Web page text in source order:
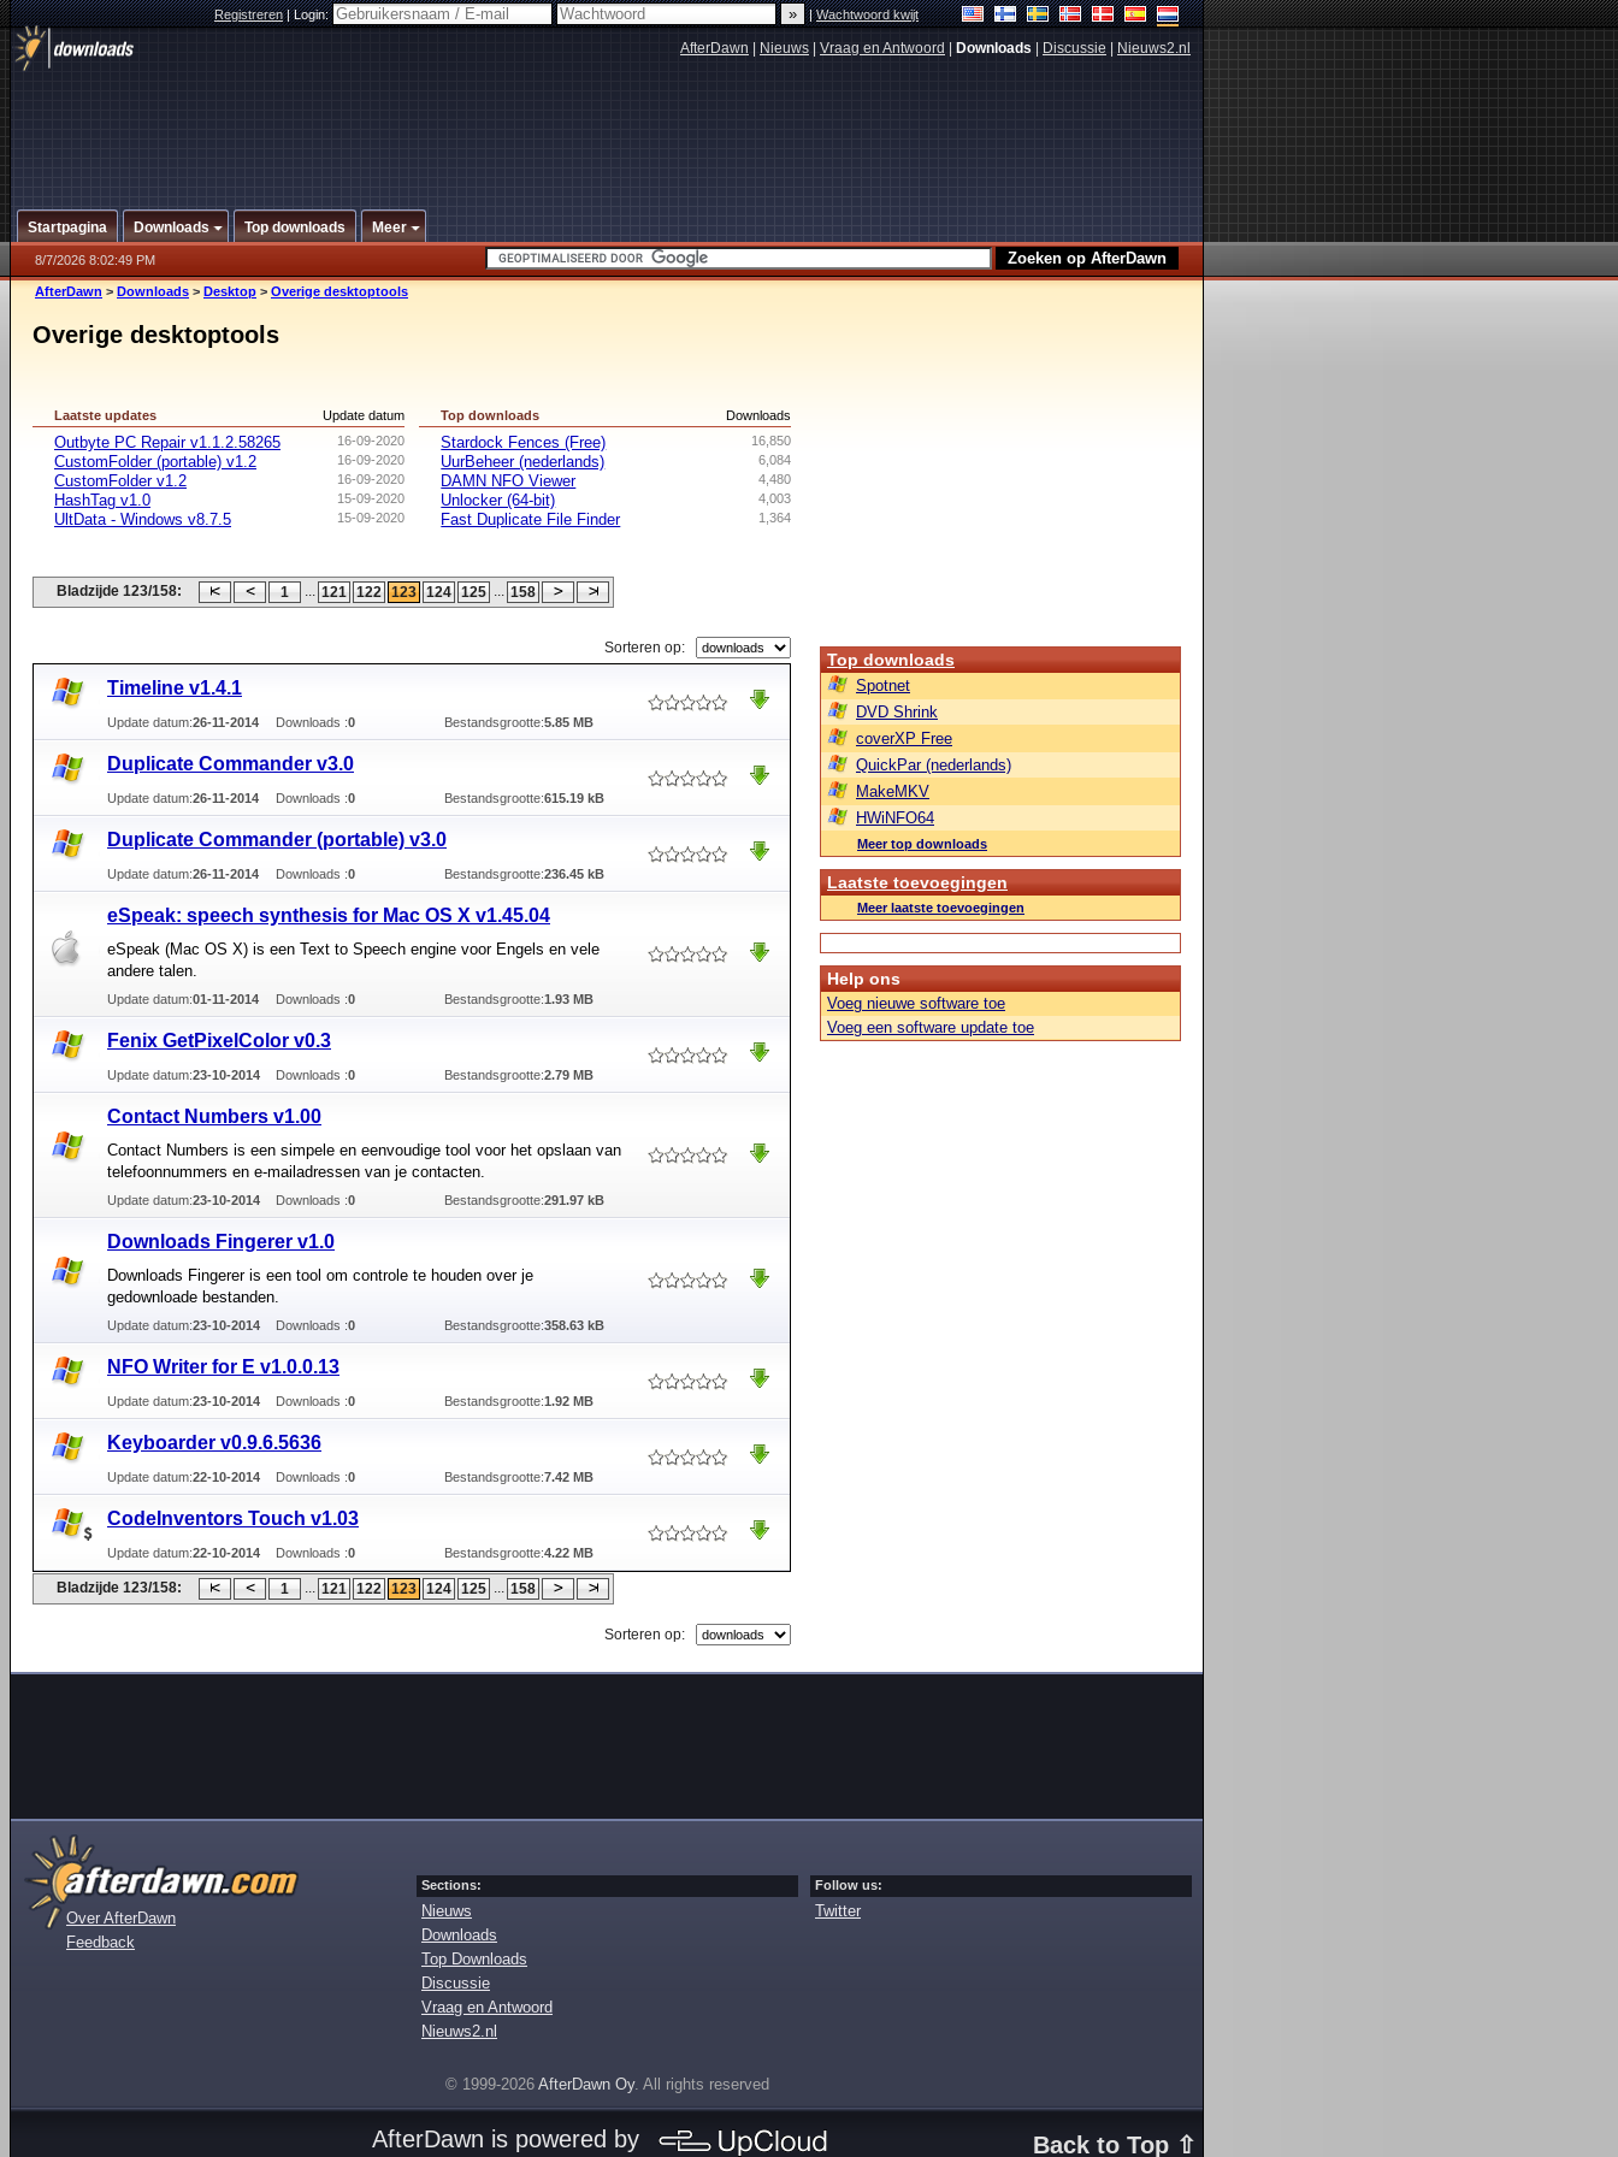
Registreren|Login: |Wachtwoord kwijt
AfterDawn Nieuws Vraag en Antwoord Downloads Discussie Nieuws2.nl
Startpagina Downloads Top downloads Meer
8/7/2026 8:02:49 PM
AfterDawn > Downloads > Desktop > Overige desktoptools
Overige desktoptools
Update datum
Laatste updates
16-09-2020
Outbyte PC Repair v1.1.2.58265
16-09-2020
CustomFolder (portable) v1.2
16-09-2020
CustomFolder v1.2
15-09-2020
HashTag v1.0
15-09-2020
UltData - Windows v8.7.5
Downloads
Top downloads
16,850
Stardock Fences (Free)
6,084
UurBeheer (nederlands)
4,480
DAMN NFO Viewer
4,003
Unlocker (64-bit)
1,364
Fast Duplicate File Finder
Bladzijde 123/158: 1 ... 121 122 123 124 125 ... 158
Sorteren op:
Timeline v1.4.1
Update datum:26-11-2014 Downloads :0 Bestandsgrootte:5.85 MB
Duplicate Commander v3.0
Update datum:26-11-2014 Downloads :0 Bestandsgrootte:615.19 kB
Duplicate Commander (portable) v3.0
Update datum:26-11-2014 Downloads :0 Bestandsgrootte:236.45 kB
eSpeak: speech synthesis for Mac OS X v1.45.04
eSpeak (Mac OS X) is een Text to Speech engine voor Engels en vele
andere talen.
Update datum:01-11-2014 Downloads :0 Bestandsgrootte:1.93 MB
Fenix GetPixelColor v0.3
Update datum:23-10-2014 Downloads :0 Bestandsgrootte:2.79 MB
Contact Numbers v1.00
Contact Numbers is een simpele en eenvoudige tool voor het opslaan van
telefoonnummers en e-mailadressen van je contacten.
Update datum:23-10-2014 Downloads :0 Bestandsgrootte:291.97 kB
Downloads Fingerer v1.0
Downloads Fingerer is een tool om controle te houden over je
gedownloade bestanden.
Update datum:23-10-2014 Downloads :0 Bestandsgrootte:358.63 kB
NFO Writer for E v1.0.0.13
Update datum:23-10-2014 Downloads :0 Bestandsgrootte:1.92 MB
Keyboarder v0.9.6.5636
Update datum:22-10-2014 Downloads :0 Bestandsgrootte:7.42 MB
CodeInventors Touch v1.03
Update datum:22-10-2014 Downloads :0 Bestandsgrootte:4.22 MB
Bladzijde 123/158: 1 ... 121 122 123 124 125 ... 158
Sorteren op:
Top downloads
Spotnet
DVD Shrink
coverXP Free
QuickPar (nederlands)
MakeMKV
HWiNFO64
Meer top downloads
Laatste toevoegingen
Meer laatste toevoegingen
Help ons
Voeg nieuwe software toe
Voeg een software update toe
Over AfterDawn
Feedback
Sections:
Nieuws
Downloads
Top Downloads
Discussie
Vraag en Antwoord
Nieuws2.nl
Follow us:
Twitter
© 1999-2026 AfterDawn Oy. All rights reserved
Back to Top ⇧
AfterDawn is powered by